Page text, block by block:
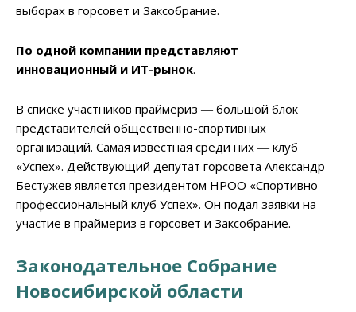
выборах в горсовет и Заксобрание.
По одной компании представляют
инновационный и ИТ-рынок.
В списке участников праймериз ― большой блок
представителей общественно-спортивных
организаций. Самая известная среди них ― клуб
«Успех». Действующий депутат горсовета Александр
Бестужев является президентом НРОО «Спортивно-
профессиональный клуб Успех». Он подал заявки на
участие в праймериз в горсовет и Заксобрание.
Законодательное Собрание
Новосибирской области